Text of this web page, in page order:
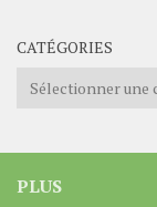
CATÉGORIES
Catégories
PLUS